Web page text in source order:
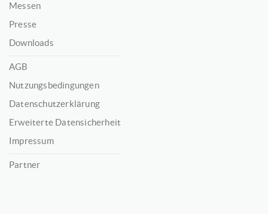
Messen
Presse
Downloads
AGB
Nutzungsbedingungen
Datenschutzerklärung
Erweiterte Datensicherheit
Impressum
Partner